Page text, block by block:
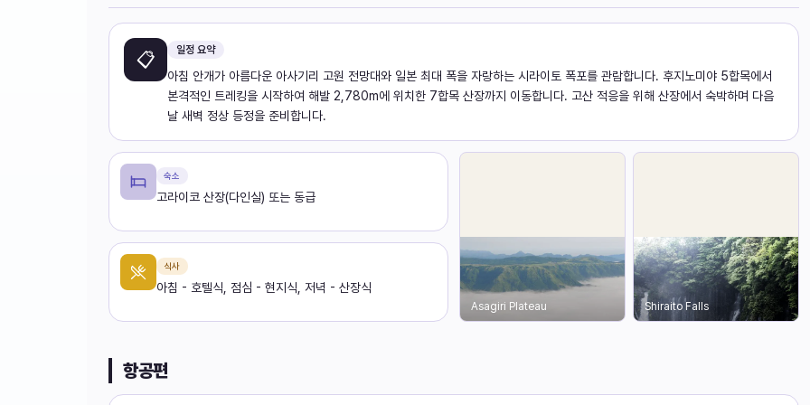
📋 일정 요약
아침 안개가 아름다운 아사기리 고원 전망대와 일본 최대 폭을 자랑하는 시라이토 폭포를 관람합니다. 후지노미야 5합목에서
본격적인 트레킹을 시작하여 해발 2,780m에 위치한 7합목 산장까지 이동합니다. 고산 적응을 위해 산장에서 숙박하며 다음
날 새벽 정상 등정을 준비합니다.
숙소
고라이코 산장(다인실) 또는 동급
식사
아침 - 호텔식, 점심 - 현지식, 저녁 - 산장식
Asagiri Plateau Shiraito Falls
항공편